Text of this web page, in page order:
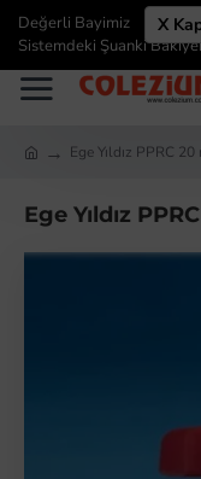
ÜYE GIRIŞI ÜYE OL
X
Değerli Bayimiz
Sistemdeki Şuanki
Ege Yıldız PPRC
Ege Yıldız